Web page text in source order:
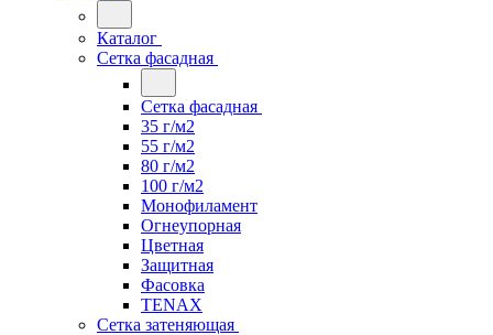
Каталог
Сетка фасадная
Сетка фасадная
35 г/м2
55 г/м2
80 г/м2
100 г/м2
Монофиламент
Огнеупорная
Цветная
Защитная
Фасовка
TENAX
Сетка затеняющая